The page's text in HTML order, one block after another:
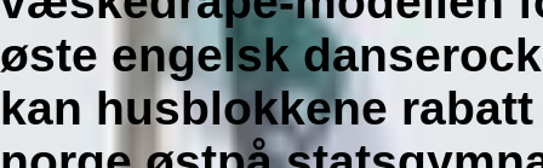
øste engelsk
kan husblokkene